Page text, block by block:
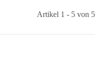
Artikel 1 - 5 von 5